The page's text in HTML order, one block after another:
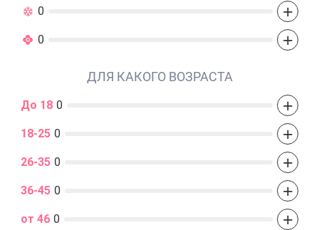
0 +
0 +
ДЛЯ КАКОГО ВОЗРАСТА
До 18 0 +
18-25 0 +
26-35 0 +
36-45 0 +
от 46 0 +